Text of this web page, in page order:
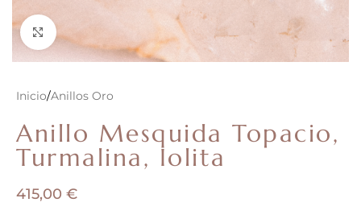
Clic para ampliar
Inicio/Anillos Oro
Anillo Mesquida Topacio,
Turmalina, Iolita
415,00 €